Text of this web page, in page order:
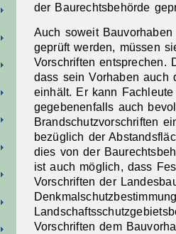
der Baurechtsbehörde
Auch soweit
geprüft werden, müssen
Vorschriften entsprechen.
dass sein Vorhaben auch
einhält. Er kann
gegebenenfalls auch
Brandschutzvorschriften
bezüglich der
dies von der
ist auch möglich, dass
Vorschriften der
Vorschriften dem